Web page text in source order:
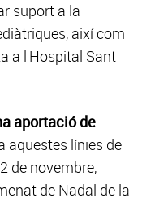
suport a la
així com
a l'Hospital Sant
aportació de
aquestes línies de
de novembre,
de Nadal de la